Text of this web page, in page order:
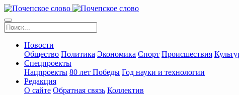
Новости
Общество Политика Экономика Спорт Происшествия
Спецпроекты
Нацпроекты 80 лет Победы Год науки и технологии
Редакция
О сайте Обратная связь Коллектив